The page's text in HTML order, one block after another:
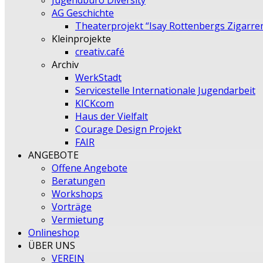
AG Geschichte
Theaterprojekt “Isay Rottenbergs
Kleinprojekte
creativ.café
Archiv
WerkStadt
Servicestelle Internationale Jugendarbeit
KICKcom
Haus der Vielfalt
Courage Design Projekt
FAIR
ANGEBOTE
Offene Angebote
Beratungen
Workshops
Vorträge
Vermietung
Onlineshop
ÜBER UNS
VEREIN